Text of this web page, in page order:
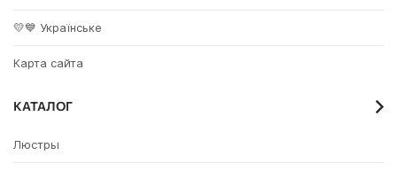
💛💙 Українське
Карта сайта
КАТАЛОГ
Люстры